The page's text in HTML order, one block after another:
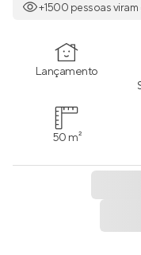
+1500 pessoas
Lançamento
50 m²